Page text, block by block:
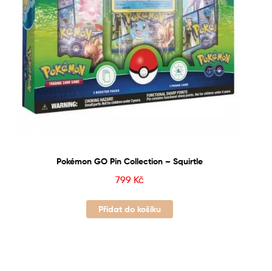
Pokémon GO Pin Collection – Squirtle
799 Kč
Přidat do košíku